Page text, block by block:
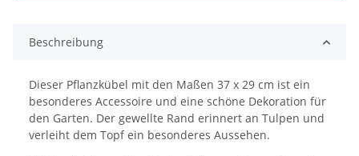
Beschreibung
Dieser Pflanzkübel mit den Maßen 37 x 29 cm ist ein
besonderes Accessoire und eine schöne Dekoration für
den Garten. Der gewellte Rand erinnert an Tulpen und
verleiht dem Topf ein besonderes Aussehen.